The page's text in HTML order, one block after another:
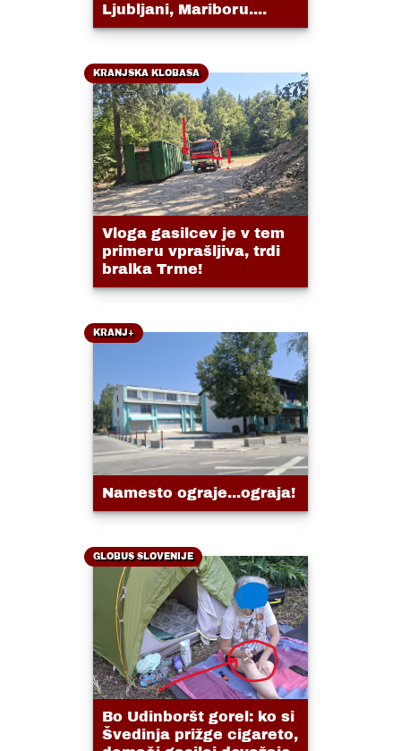
Ljubljani, Mariboru....
KRANJSKA KLOBASA
Vloga gasilcev je v tem
primeru vprašljiva, trdi
bralka Trme!
KRANJ+
Namesto ograje...ograja!
GLOBUS SLOVENIJE
Bo Udinboršt gorel: ko si
Švedinja prižge cigareto,